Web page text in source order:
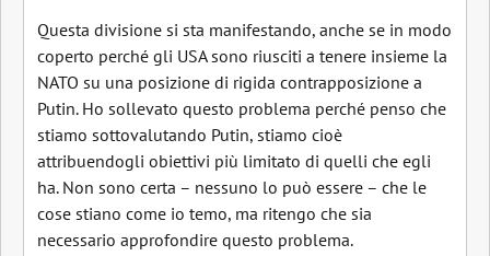
Questa divisione si sta manifestando, anche se in modo
coperto perché gli USA sono riusciti a tenere insieme la
NATO su una posizione di rigida contrapposizione a
Putin. Ho sollevato questo problema perché penso che
stiamo sottovalutando Putin, stiamo cioè
attribuendogli obiettivi più limitato di quelli che egli
ha. Non sono certa – nessuno lo può essere – che le
cose stiano come io temo, ma ritengo che sia
necessario approfondire questo problema.